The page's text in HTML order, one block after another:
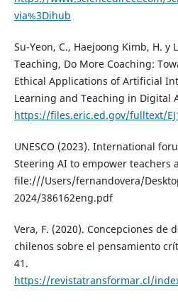
via%3Dihub
Su-Yeon, C., Haejoong Kimb, H. y
Teaching, Do More Coaching:
Ethical Applications of Artificial
Learning and Teaching in Digital
https://files.eric.ed.gov/fulltext/
UNESCO (2023). International
Steering AI to empower teachers
file:///Users/fernandovera/
2024/386162eng.pdf
Vera, F. (2020). Concepciones de
chilenos sobre el pensamiento
41.
https://revistatransformar.cl/